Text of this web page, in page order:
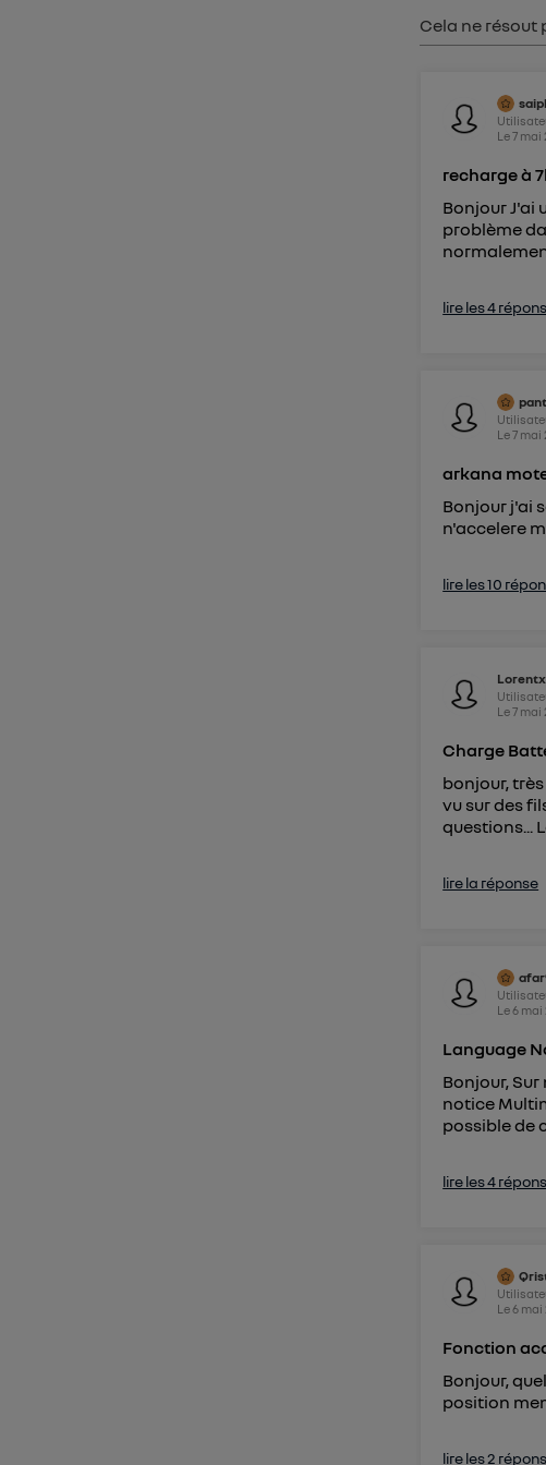
Cela ne résout
Le7 mai
recharge à
Bonjour J'ai
problème
lire les 4
Le7 mai
arkana
Bonjour j'ai
n'accelere
lire les 10
Le7 mai
Charge
bonjour,
vu sur des
questions...
lire la réponse
Le6 mai
Language
Bonjour,
notice
possible de
lire les 4
Le6 mai
Fonction
Bonjour,
position
lire les 2